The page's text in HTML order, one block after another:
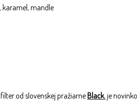
mandle
od slovenskej pražiarneBlack.je